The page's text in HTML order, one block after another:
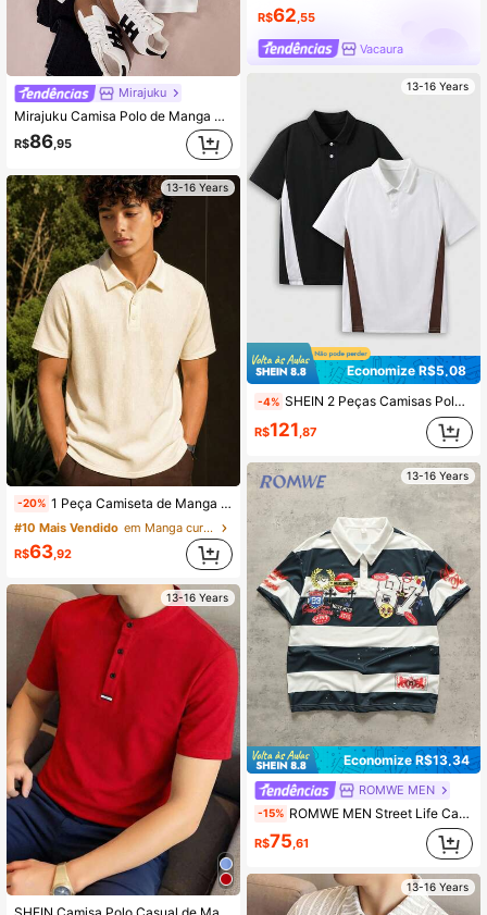
Mirajuku
Mirajuku Camisa Polo de Manga Longa Casual e Esportiva com Recortes para Adolescentes, Elegante para Outono/Inverno
R$86,95
13-16 Years
-20% 1 Peça Camiseta de Manga Curta com Gola Virada Casual Versátil e Elegante para Adolescentes Masculinos
#10 Mais Vendido
em Manga curta Camisas polo para meninos adolescen
R$63,92
13-16 Years
R$62,55
Vacaura
13-16 Years
Economize R$5,08
-4% SHEIN 2 Peças Camisas Polo Casuais de Verão com Patchwork Colorblock para Adolescentes Meninos
R$121 ,87
13-16 Years
Economize R$13,34
ROMWE MEN
-15% ROMWE MEN Street Life Camisa Polo de Manga Curta com Estampa de Rosto Sorridente Digital, Padrão Listrado e Blocos de Cores para Menino Adolescente Street
R$75 ,61
13-16 Years